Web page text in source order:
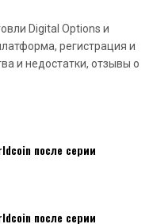
Digital Options и
регистрация и
и недостатки, отзывы о
после серии
после серии